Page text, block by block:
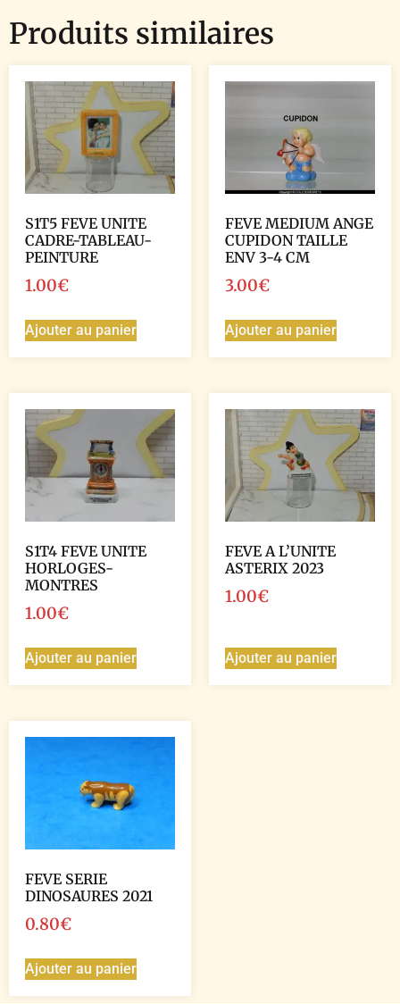
Produits similaires
S1T5 FEVE UNITE
CADRE-TABLEAU-
PEINTURE
1.00€
Ajouter au panier
FEVE MEDIUM ANGE
CUPIDON TAILLE
ENV 3-4 CM
3.00€
Ajouter au panier
S1T4 FEVE UNITE
HORLOGES-
MONTRES
1.00€
Ajouter au panier
FEVE A L’UNITE
ASTERIX 2023
1.00€
Ajouter au panier
FEVE SERIE
DINOSAURES 2021
0.80€
Ajouter au panier